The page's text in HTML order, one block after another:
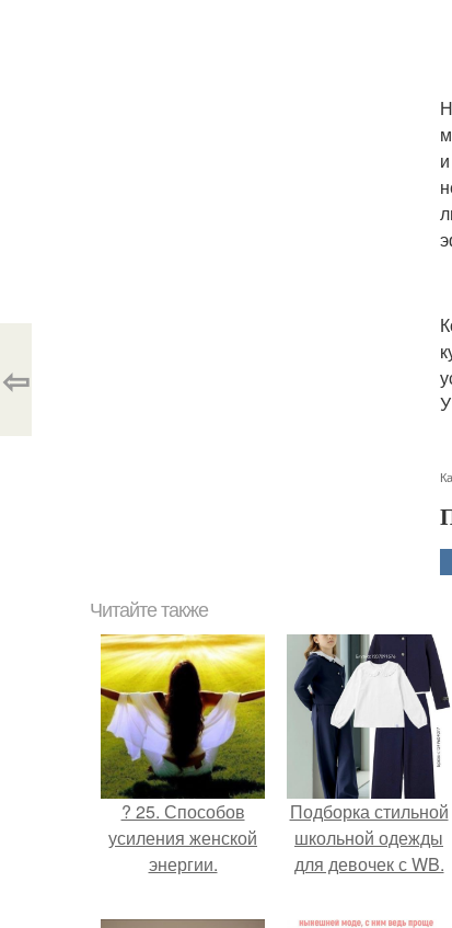
⇦
Читайте также
? 25. Способов
усиления женской
энергии.
Подборка стильной
школьной одежды
для девочек с WB.